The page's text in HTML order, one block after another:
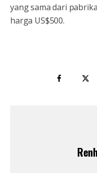
yang sama dari
harga US$500.